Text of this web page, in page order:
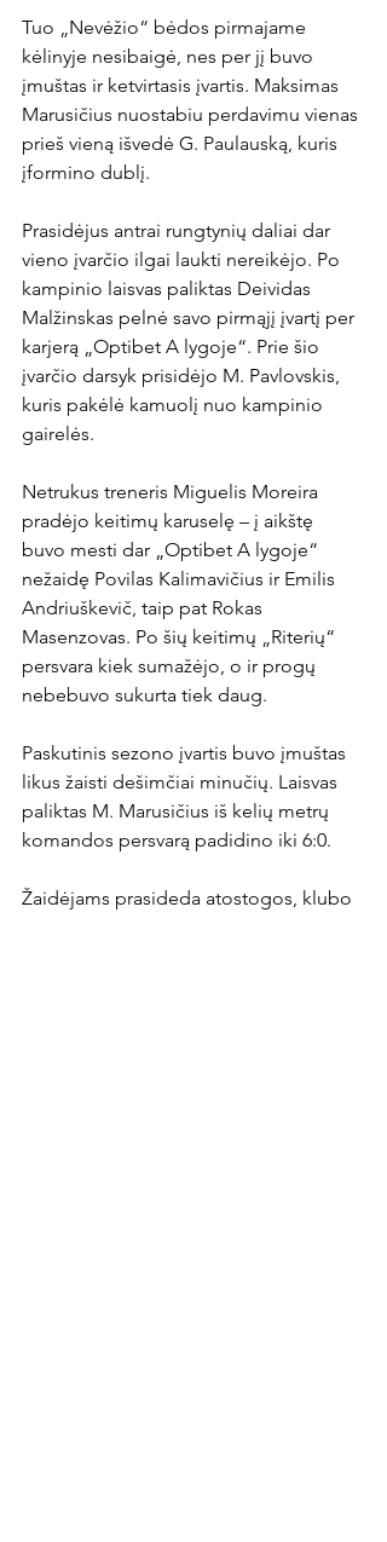
Tuo „Nevėžio“ bėdos pirmajame
kėlinyje nesibaigė, nes per jį buvo
įmuštas ir ketvirtasis įvartis. Maksimas
Marusičius nuostabiu perdavimu vienas
prieš vieną išvedė G. Paulauską, kuris
įformino dublį.
Prasidėjus antrai rungtynių daliai dar
vieno įvarčio ilgai laukti nereikėjo. Po
kampinio laisvas paliktas Deividas
Malžinskas pelnė savo pirmąjį įvartį per
karjerą „Optibet A lygoje“. Prie šio
įvarčio darsyk prisidėjo M. Pavlovskis,
kuris pakėlė kamuolį nuo kampinio
gairelės.
Netrukus treneris Miguelis Moreira
pradėjo keitimų karuselę – į aikštę
buvo mesti dar „Optibet A lygoje“
nežaidę Povilas Kalimavičius ir Emilis
Andriuškevič, taip pat Rokas
Masenzovas. Po šių keitimų „Riterių“
persvara kiek sumažėjo, o ir progų
nebebuvo sukurta tiek daug.
Paskutinis sezono įvartis buvo įmuštas
likus žaisti dešimčiai minučių. Laisvas
paliktas M. Marusičius iš kelių metrų
komandos persvarą padidino iki 6:0.
Žaidėjams prasideda atostogos, klubo